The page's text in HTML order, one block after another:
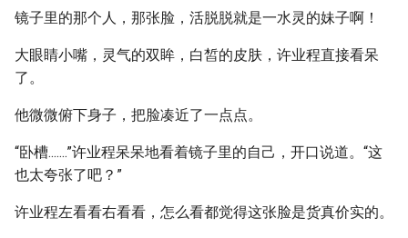
镜子里的那个人，那张脸，活脱脱就是一水灵的妹子啊！
大眼睛小嘴，灵气的双眸，白皙的皮肤，许业程直接看呆
了。
他微微俯下身子，把脸凑近了一点点。
“卧槽.......”许业程呆呆地看着镜子里的自己，开口说道。“这
也太夸张了吧？”
许业程左看看右看看，怎么看都觉得这张脸是货真价实的。